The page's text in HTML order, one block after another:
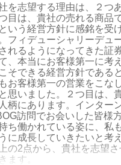
が
届
く
就
活
サ
イ
ト
チ
ア
キ
ャ
リ
を志望する理由は、２つ
目は、貴社の売れる商品
いう経営方針に感銘を受
フィデューシャリーデュ
れるようになってきた証
、本当にお客様第一に考
そできる経営方針である
お客様第一の営業をこな
思いました。２つ目は、
柄にあります。インター
訪問でお会いした皆様
ち働かれている姿に、私
に成長していきたいと考
の2点から、貴社を志望さ
ます。